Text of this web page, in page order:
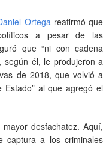
Ortega reafirmó que
a pesar de las
que “ni con cadena
según él, le produjeron a
de 2018, que volvió a
al que agregó el
desfachatez. Aquí,
captura a los criminales